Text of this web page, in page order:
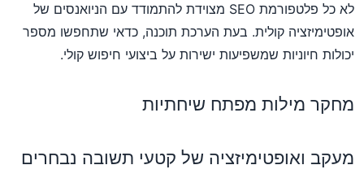
לא כל פלטפורמת SEO מצוידת להתמודד עם הניואנסים של
אופטימיזציה קולית. בעת הערכת תוכנה, כדאי שתחפשו מספר
יכולות חיוניות שמשפיעות ישירות על ביצועי חיפוש קולי.
מחקר מילות מפתח שיחתיות
מעקב ואופטימיזציה של קטעי תשובה נבחרים